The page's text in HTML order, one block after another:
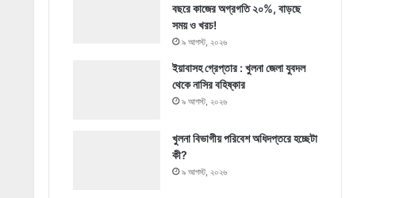
বছরে কাজের অগ্রগতি ২০%, বাড়ছে
সময় ও খরচ!
৯ আগস্ট, ২০২৬
ইয়াবাসহ গ্রেপ্তার : খুলনা জেলা যুবদল
থেকে নাসির বহিষ্কার
৯ আগস্ট, ২০২৬
খুলনা বিভাগীয় পরিবেশ অধিদপ্তরে হচ্ছেটা
কী?
৯ আগস্ট, ২০২৬